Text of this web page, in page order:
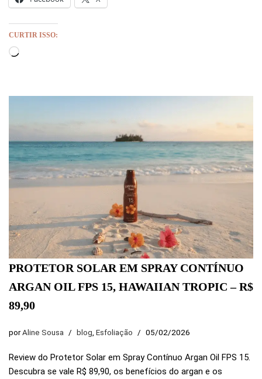
CURTIR ISSO:
PROTETOR SOLAR EM SPRAY CONTÍNUO
ARGAN OIL FPS 15, HAWAIIAN TROPIC – R$
89,90
porAline Sousa blog, Esfoliação 05/02/2026
Review do Protetor Solar em Spray Contínuo Argan Oil FPS 15.
Descubra se vale R$ 89,90, os benefícios do argan e os